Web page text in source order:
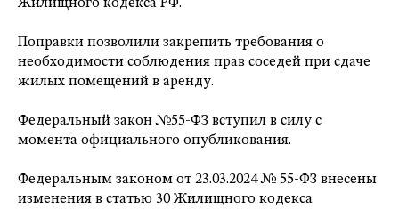
Жилищного кодекса РФ.
Поправки позволили закрепить требования о
необходимости соблюдения прав соседей при сдаче
жилых помещений в аренду.
Федеральный закон №55-ФЗ вступил в силу с
момента официального опубликования.
Федеральным законом от 23.03.2024 № 55-ФЗ внесены
изменения в статью 30 Жилищного кодекса